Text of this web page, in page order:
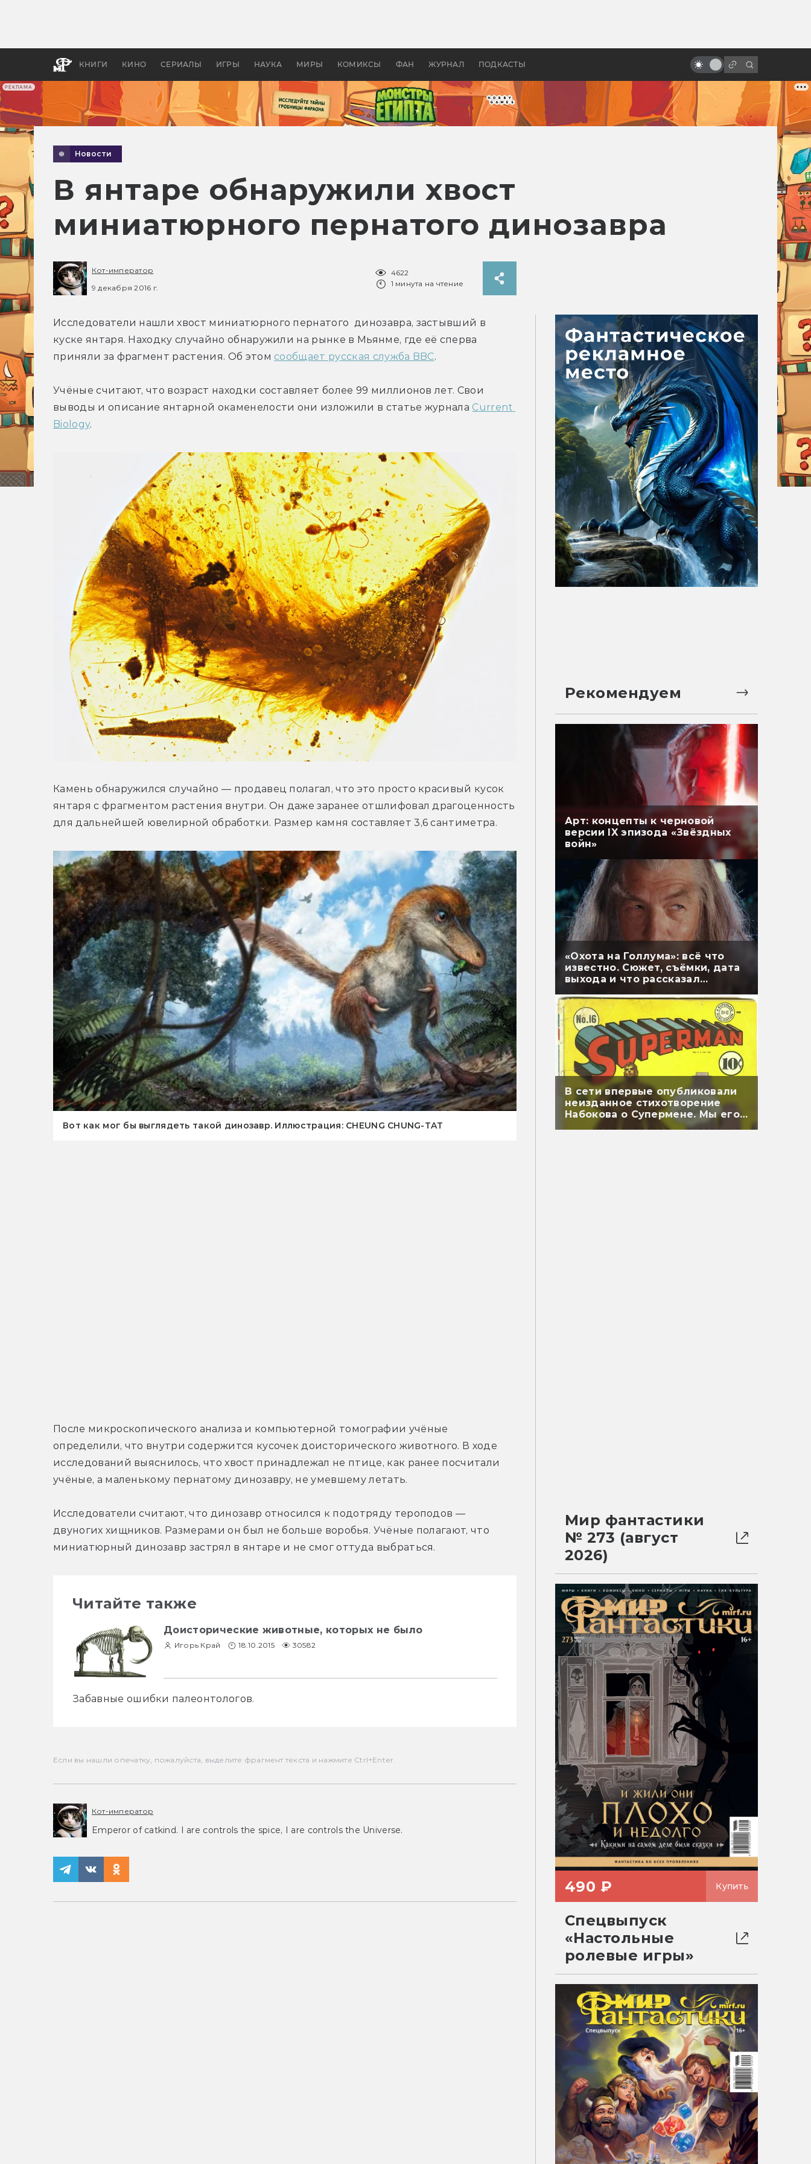
РЕКЛАМА
КНИГИ КИНО СЕРИАЛЫ ИГРЫ НАУКА МИРЫ КОМИКСЫ ФАН ЖУРНАЛ ПОДКАСТЫ
бы «Властелина колец»
Древней Грецией
мистика на съёмках
Новости
В янтаре обнаружили хвост
миниатюрного пернатого динозавра
Кот-император
9 декабря 2016 г.
4622
1 минута на чтение
Исследователи нашли хвост миниатюрного пернатого  динозавра, застывший в
куске янтаря. Находку случайно обнаружили на рынке в Мьянме, где её сперва
приняли за фрагмент растения. Об этом сообщает русская служба BBC.
Учёные считают, что возраст находки составляет более 99 миллионов лет. Свои
выводы и описание янтарной окаменелости они изложили в статье журнала Current
Biology.
Камень обнаружился случайно — продавец полагал, что это просто красивый кусок
янтаря с фрагментом растения внутри. Он даже заранее отшлифовал драгоценность
для дальнейшей ювелирной обработки. Размер камня составляет 3,6 сантиметра.
Вот как мог бы выглядеть такой динозавр. Иллюстрация: CHEUNG CHUNG-TAT
После микроскопического анализа и компьютерной томографии учёные
определили, что внутри содержится кусочек доисторического животного. В ходе
исследований выяснилось, что хвост принадлежал не птице, как ранее посчитали
учёные, а маленькому пернатому динозавру, не умевшему летать.
Исследователи считают, что динозавр относился к подотряду тероподов —
двуногих хищников. Размерами он был не больше воробья. Учёные полагают, что
миниатюрный динозавр застрял в янтаре и не смог оттуда выбраться.
Читайте также
Доисторические животные, которых не было
Игорь Край 18.10.2015 30582
Забавные ошибки палеонтологов.
Если вы нашли опечатку, пожалуйста, выделите фрагмент текста и нажмите Ctrl+Enter.
Кот-император
Emperor of catkind. I are controls the spice, I are controls the Universe.
Рекомендуем
Арт: концепты к черновой
версии IX эпизода «Звёздных
войн»
«Охота на Голлума»: всё что
известно. Сюжет, съёмки, дата
выхода и что рассказал
В сети впервые опубликовали
неизданное стихотворение
Набокова о Супермене. Мы его
перевели
Мир фантастики
№ 273 (август
2026)
490 ₽ Купить
Спецвыпуск
«Настольные
ролевые игры»